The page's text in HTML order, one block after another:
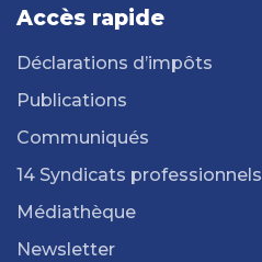
Accès rapide
Déclarations d’impôts
Publications
Communiqués
14 Syndicats professionnels
Médiathèque
Newsletter